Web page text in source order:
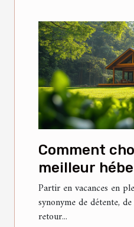
Comment
meilleur
pour vos
nature ?
Partir en vacances en
synonyme de détente,
retour...